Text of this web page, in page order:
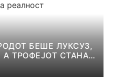
БЕШЕ ЛУКСУЗ,
А ТРОФЕЈОТ СТАНА